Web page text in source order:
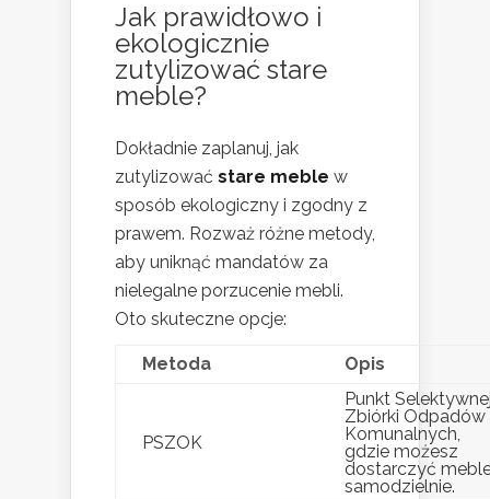
Jak prawidłowo i
ekologicznie
zutylizować stare
meble?
Dokładnie zaplanuj, jak
zutylizować stare meble w
sposób ekologiczny i zgodny z
prawem. Rozważ różne metody,
aby uniknąć mandatów za
nielegalne porzucenie mebli.
Oto skuteczne opcje:
Metoda Opis
PSZOK
Punkt
Zbiórki Odpadów
Komunalnych,
gdzie możesz
dostarczyć
samodzielnie.